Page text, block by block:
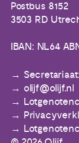
Postbus 8152
3503 RD
IBAN: NL64
olijf@olijf.nl